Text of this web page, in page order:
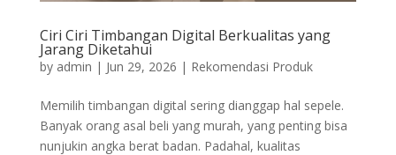
Ciri Ciri Timbangan Digital Berkualitas yang
Jarang Diketahui
by admin | Jun 29, 2026 | Rekomendasi Produk
Memilih timbangan digital sering dianggap hal sepele.
Banyak orang asal beli yang murah, yang penting bisa
nunjukin angka berat badan. Padahal, kualitas